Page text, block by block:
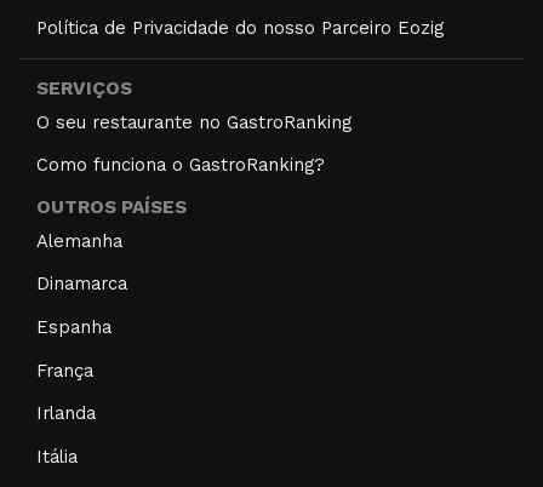
Política de Privacidade do nosso Parceiro Eozig
SERVIÇOS
O seu restaurante no GastroRanking
Como funciona o GastroRanking?
OUTROS PAÍSES
Alemanha
Dinamarca
Espanha
França
Irlanda
Itália